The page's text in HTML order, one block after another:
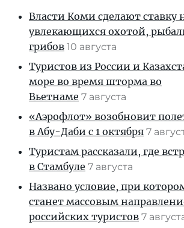
Власти Коми сделают ставку
увлекающихся охотой,
грибов 10 августа
Туристов из России и
море во время шторма во
Вьетнаме 7 августа
«Аэрофлот» возобновит
в Абу-Даби с 1 октября 7
Туристам рассказали, где
в Стамбуле 7 августа
Названо условие, при
станет массовым
российских туристов 7